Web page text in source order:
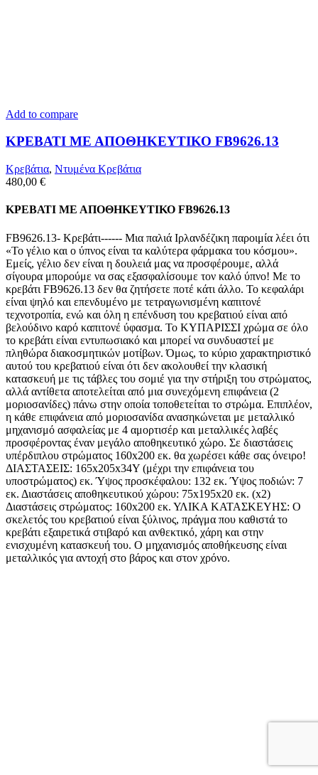
Add to compare
ΚΡΕΒΑΤΙ ΜΕ ΑΠΟΘΗΚΕΥΤΙΚΟ FB9626.13
Κρεβάτια, Ντυμένα Κρεβάτια
480,00 €
ΚΡΕΒΑΤΙ ΜΕ ΑΠΟΘΗΚΕΥΤΙΚΟ FB9626.13
FB9626.13- Κρεβάτι------ Μια παλιά Ιρλανδέζικη παροιμία λέει ότι
«Το γέλιο και ο ύπνος είναι τα καλύτερα φάρμακα του κόσμου».
Εμείς, γέλιο δεν είναι η δουλειά μας να προσφέρουμε, αλλά
σίγουρα μπορούμε να σας εξασφαλίσουμε τον καλό ύπνο! Με το
κρεβάτι FB9626.13 δεν θα ζητήσετε ποτέ κάτι άλλο. Το κεφαλάρι
είναι ψηλό και επενδυμένο με τετραγωνισμένη καπιτονέ
τεχνοτροπία, ενώ και όλη η επένδυση του κρεβατιού είναι από
βελούδινο καρό καπιτονέ ύφασμα. Το ΚΥΠΑΡΙΣΣΙ χρώμα σε όλο
το κρεβάτι είναι εντυπωσιακό και μπορεί να συνδυαστεί με
πληθώρα διακοσμητικών μοτίβων. Όμως, το κύριο χαρακτηριστικό
αυτού του κρεβατιού είναι ότι δεν ακολουθεί την κλασική
κατασκευή με τις τάβλες του σομιέ για την στήριξη του στρώματος,
αλλά αντίθετα αποτελείται από μια συνεχόμενη επιφάνεια (2
μοριοσανίδες) πάνω στην οποία τοποθετείται το στρώμα. Επιπλέον,
η κάθε επιφάνεια από μοριοσανίδα ανασηκώνεται με μεταλλικό
μηχανισμό ασφαλείας με 4 αμορτισέρ και μεταλλικές λαβές
προσφέροντας έναν μεγάλο αποθηκευτικό χώρο. Σε διαστάσεις
υπέρδιπλου στρώματος 160x200 εκ. θα χωρέσει κάθε σας όνειρο!
ΔΙΑΣΤΑΣΕΙΣ: 165x205x34Υ (μέχρι την επιφάνεια του
υποστρώματος) εκ. Ύψος προσκέφαλου: 132 εκ. Ύψος ποδιών: 7
εκ. Διαστάσεις αποθηκευτικού χώρου: 75x195x20 εκ. (x2)
Διαστάσεις στρώματος: 160x200 εκ. ΥΛΙΚΑ ΚΑΤΑΣΚΕΥΗΣ: Ο
σκελετός του κρεβατιού είναι ξύλινος, πράγμα που καθιστά το
κρεβάτι εξαιρετικά στιβαρό και ανθεκτικό, χάρη και στην
ενισχυμένη κατασκευή του. Ο μηχανισμός αποθήκευσης είναι
μεταλλικός για αντοχή στο βάρος και στον χρόνο.